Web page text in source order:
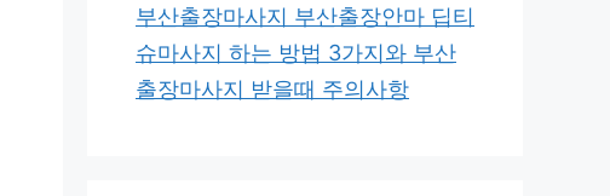
부산출장마사지 부산출장안마 딥티
슈마사지 하는 방법 3가지와 부산
출장마사지 받을때 주의사항